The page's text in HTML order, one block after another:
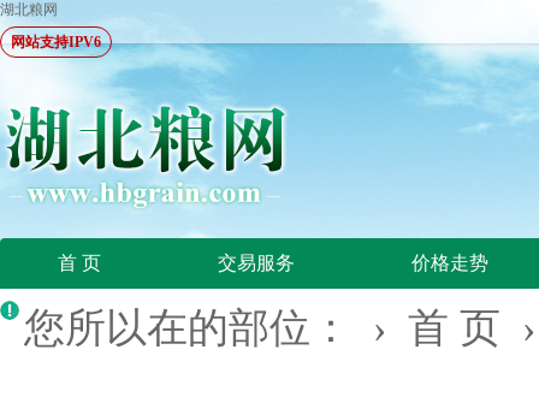
湖北粮网
网站支持IPV6
首 页 交易服务 价格走势
您所以在的部位： › 首 页